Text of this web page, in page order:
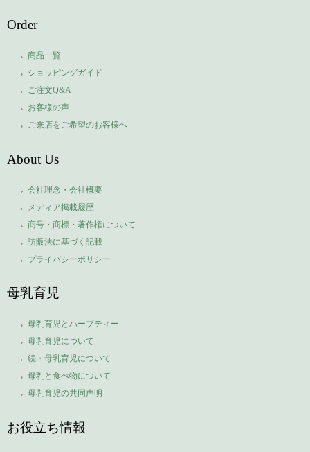
Order
商品一覧
ショッピングガイド
ご注文Q&A
お客様の声
ご来店をご希望のお客様へ
About Us
会社理念・会社概要
メディア掲載履歴
商号・商標・著作権について
訪販法に基づく記載
プライバシーポリシー
母乳育児
母乳育児とハーブティー
母乳育児について
続・母乳育児について
母乳と食べ物について
母乳育児の共同声明
お役立ち情報